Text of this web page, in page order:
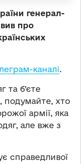
генерал-
про
каналі.
та б’єте
подумайте, хто
армії, яка
але вже з
справедливої